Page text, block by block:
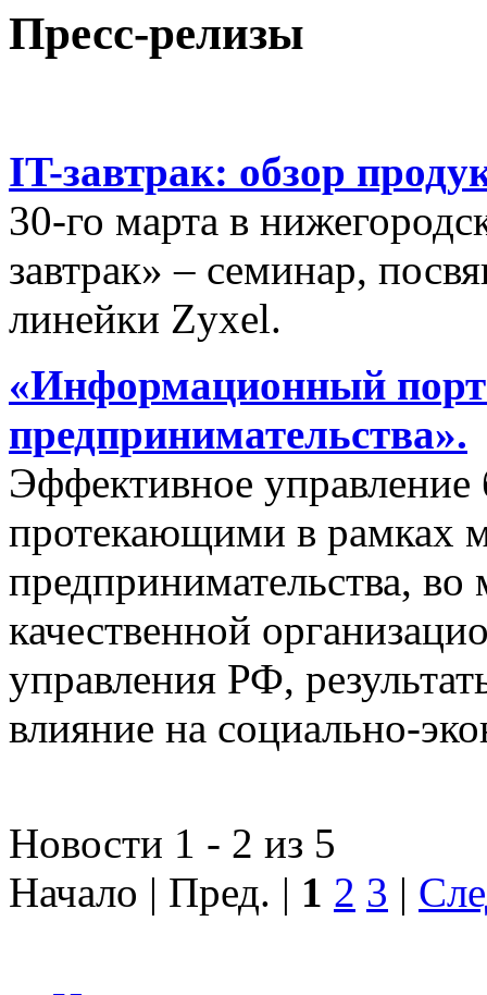
Пресс-релизы
IT-завтрак: обзор
30-го марта в
завтрак» – семинар,
линейки Zyxel.
«Информационный
предпринимательства».
Эффективное управление
протекающими в рамках
предпринимательства,
качественной
управления РФ,
влияние на социально-
Новости 1 - 2 из 5
Начало | Пред. | 1 2 3 |